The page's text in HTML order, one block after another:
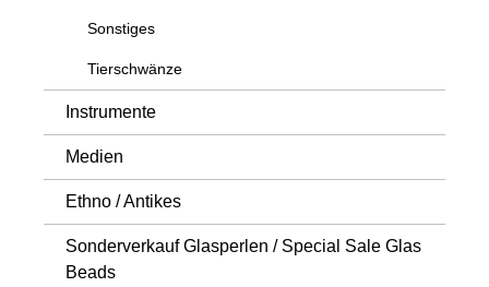
Sonstiges
Tierschwänze
Instrumente
Medien
Ethno / Antikes
Sonderverkauf Glasperlen / Special Sale Glas
Beads